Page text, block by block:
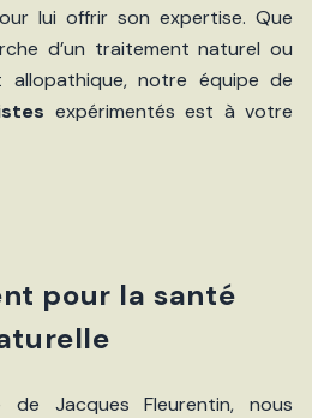
lui offrir son expertise. Que
d’un traitement naturel ou
allopathique, notre équipe de
expérimentés est à votre
pour la santé
de Jacques Fleurentin, nous